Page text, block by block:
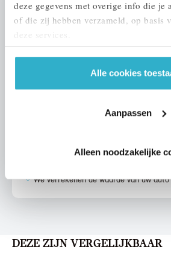
deze gegevens met overige info die je
of die zij hebben verzameld, op basis
deze services.
Alle cookies
Aanpassen
Alleen noodzakelijke
UW AUTO INRUILEN?
We verrekenen de waarde van uw auto
DEZE ZIJN VERGELIJKBAAR